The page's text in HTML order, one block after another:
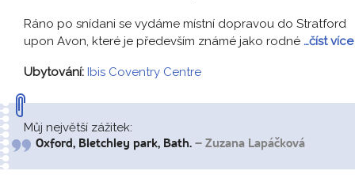
Ráno po snídani se vydáme místní dopravou do Stratford
upon Avon, které je především známé jako rodné …číst více
Ubytování: Ibis Coventry Centre
Můj největší zážitek:
Oxford, Bletchley park, Bath. – Zuzana Lapáčková